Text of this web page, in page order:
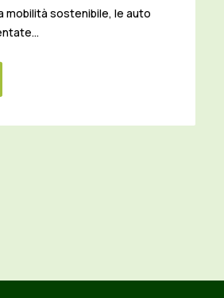
mobilità sostenibile, le auto